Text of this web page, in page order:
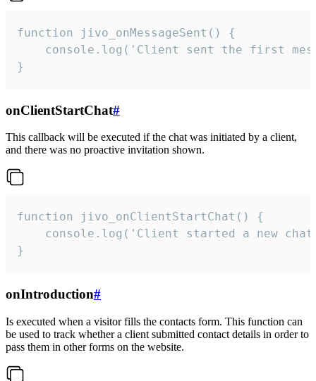
function jivo_onMessageSent() {
console.log('Client sent the first
}
onClientStartChat#
This callback will be executed if the chat was initiated by a client,
and there was no proactive invitation shown.
function jivo_onClientStartChat() {
console.log('Client started a new
}
onIntroduction#
Is executed when a visitor fills the contacts form. This function can
be used to track whether a client submitted contact details in order to
pass them in other forms on the website.